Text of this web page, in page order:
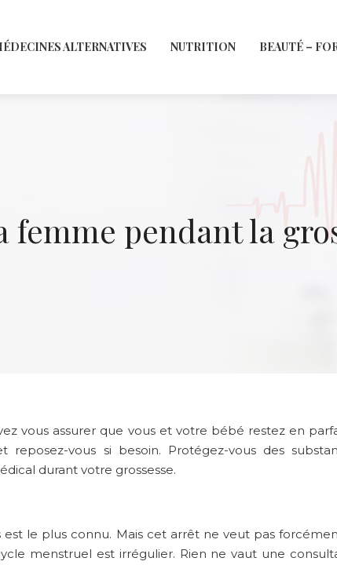
ALTERNATIVES NUTRITION BEAUTÉ –
femme pendant la
vous assurer que vous et votre bébé restez en
vous si besoin. Protégez-vous des
durant votre grossesse.
est le plus connu. Mais cet arrêt ne veut pas
menstruel est irrégulier. Rien ne vaut une